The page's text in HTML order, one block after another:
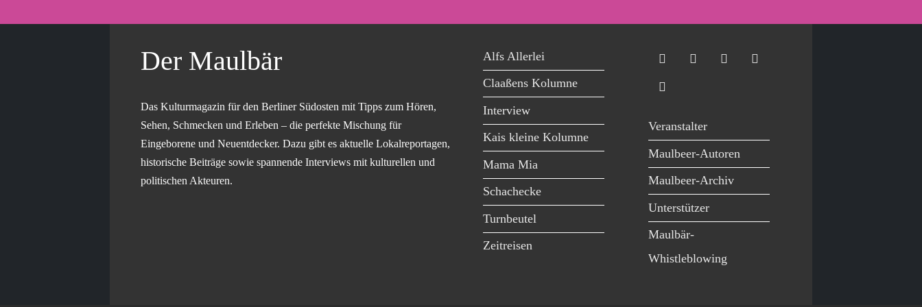
Der Maulbär
Das Kulturmagazin für den Berliner Südosten mit Tipps zum Hören,
Sehen, Schmecken und Erleben – die perfekte Mischung für
Eingeborene und Neuentdecker. Dazu gibt es aktuelle Lokalreportagen,
historische Beiträge sowie spannende Interviews mit kulturellen und
politischen Akteuren.
Alfs Allerlei
Claaßens Kolumne
Interview
Kais kleine Kolumne
Mama Mia
Schachecke
Turnbeutel
Zeitreisen
Veranstalter
Maulbeer-Autoren
Maulbeer-Archiv
Unterstützer
Maulbär-
Whistleblowing